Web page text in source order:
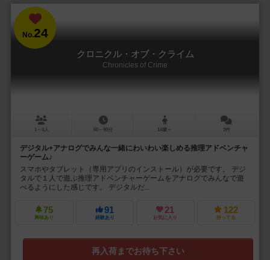
No.24
クロニクル・オブ・クライム
Chronicles of Crime
1～4人 60～90分 14歳～ 3件
デジタル+アナログでみんな一緒にわいわい楽しめる推理アドベンチャ
ーゲーム♪
スマホやタブレット（専用アプリのインストール）が必要です。 デジ
タルで１人で遊ぶ推理アドベンチャーゲームをアナログでみんなで遊
べるようにした感じです。 デジタルだ...
75
興味あり
91
経験あり
21
お気に入り
122
持ってる
再入荷までお待ち下さい